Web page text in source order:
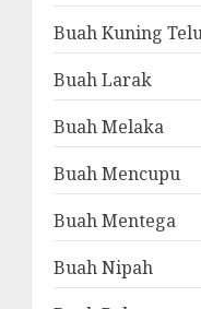
Buah Kuning
Buah Larak
Buah Melaka
Buah Mencupu
Buah Mentega
Buah Nipah